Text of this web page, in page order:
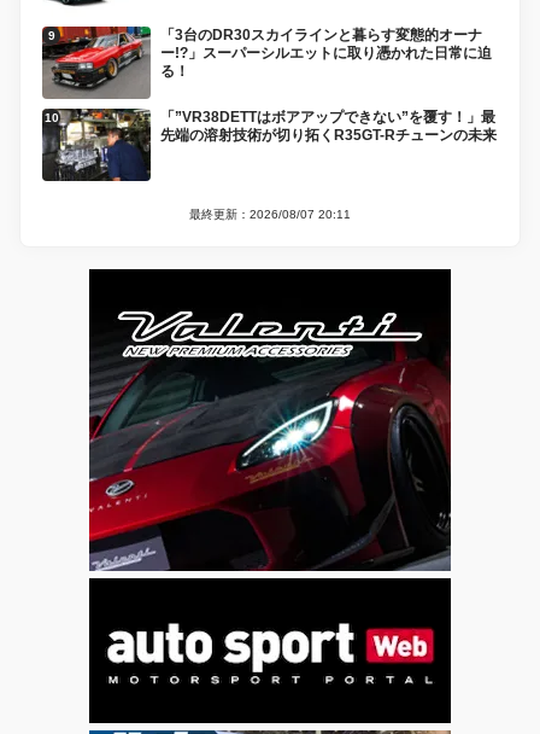
「3台のDR30スカイラインと暮らす変態的オーナ
ー!?」スーパーシルエットに取り憑かれた日常に迫
る！
「”VR38DETTはボアアップできない”を覆す！」最
先端の溶射技術が切り拓くR35GT-Rチューンの未来
最終更新：2026/08/07 20:11